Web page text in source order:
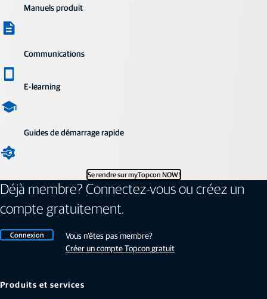
Manuels produit
Communications
E-learning
Guides de démarrage rapide
Se rendre sur myTopcon NOW!
Déjà membre? Connectez-vous ou créez un
compte gratuitement.
Connexion
Vous n’êtes pas membre?
Créer un compte Topcon gratuit
Produits et services